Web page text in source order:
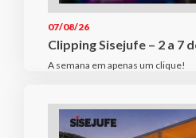
07/08/26
Clipping Sisejufe – 2 a 7
A semana em apenas um clique!